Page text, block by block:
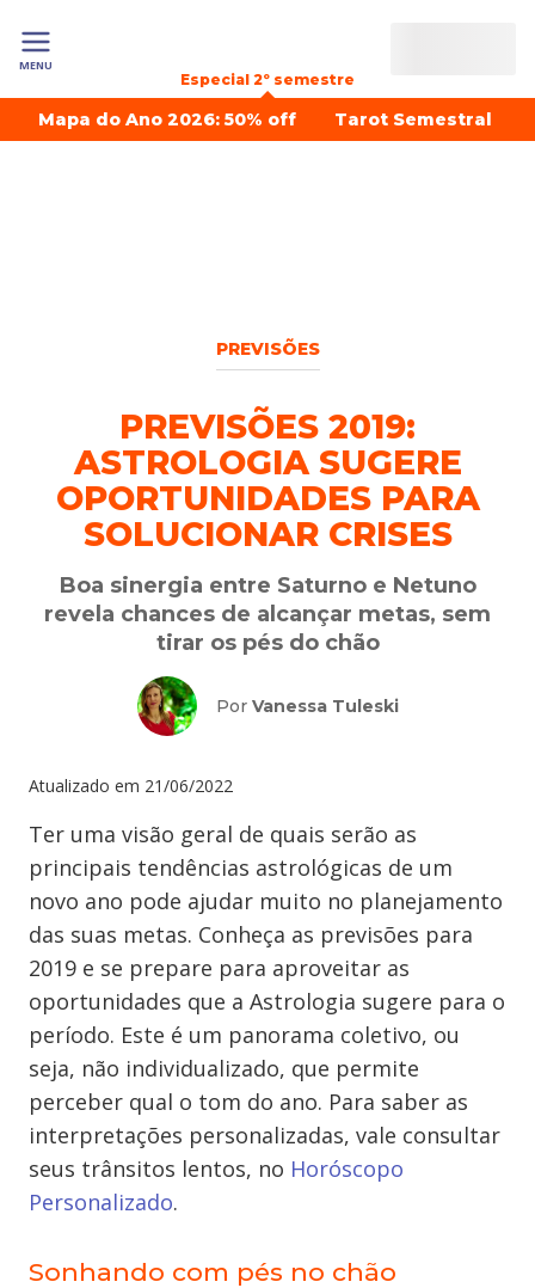
MENU
Especial 2º semestre
Mapa do Ano 2026: 50% off Tarot Semestral
PREVISÕES
PREVISÕES 2019:
ASTROLOGIA SUGERE
OPORTUNIDADES PARA
SOLUCIONAR CRISES
Boa sinergia entre Saturno e Netuno
revela chances de alcançar metas, sem
tirar os pés do chão
Por Vanessa Tuleski
Atualizado em 21/06/2022
Ter uma visão geral de quais serão as
principais tendências astrológicas de um
novo ano pode ajudar muito no planejamento
das suas metas. Conheça as previsões para
2019 e se prepare para aproveitar as
oportunidades que a Astrologia sugere para o
período. Este é um panorama coletivo, ou
seja, não individualizado, que permite
perceber qual o tom do ano. Para saber as
interpretações personalizadas, vale consultar
seus trânsitos lentos, no Horóscopo
Personalizado.
Sonhando com pés no chão